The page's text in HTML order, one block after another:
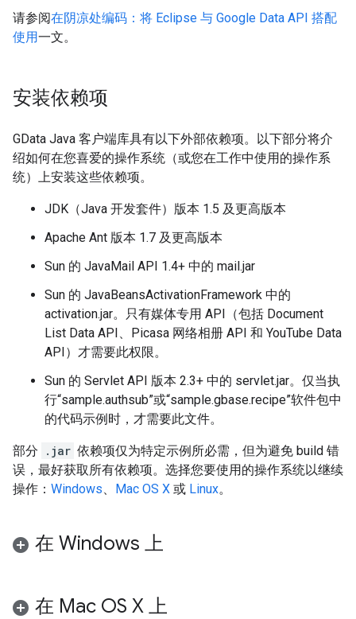
请参阅在阴凉处编码：将 Eclipse 与 Google Data API 搭配
使用一文。
安装依赖项
GData Java 客户端库具有以下外部依赖项。以下部分将介
绍如何在您喜爱的操作系统（或您在工作中使用的操作系
统）上安装这些依赖项。
JDK（Java 开发套件）版本 1.5 及更高版本
Apache Ant 版本 1.7 及更高版本
Sun 的 JavaMail API 1.4+ 中的 mail.jar
Sun 的 JavaBeansActivationFramework 中的
activation.jar。只有媒体专用 API（包括 Document
List Data API、Picasa 网络相册 API 和 YouTube Data
API）才需要此权限。
Sun 的 Servlet API 版本 2.3+ 中的 servlet.jar。仅当执
行“sample.authsub”或“sample.gbase.recipe”软件包中
的代码示例时，才需要此文件。
部分 .jar 依赖项仅为特定示例所必需，但为避免 build 错
误，最好获取所有依赖项。选择您要使用的操作系统以继续
操作： Windows、 Mac OS X 或 Linux。
在 Windows 上
在 Mac OS X 上